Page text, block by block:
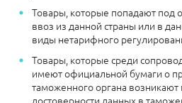
Товары, которые попадают под
ввоз из данной страны или в
виды нетарифного
Товары, которые среди
имеют официальной бумаги о
таможенного органа
достоверности данных в